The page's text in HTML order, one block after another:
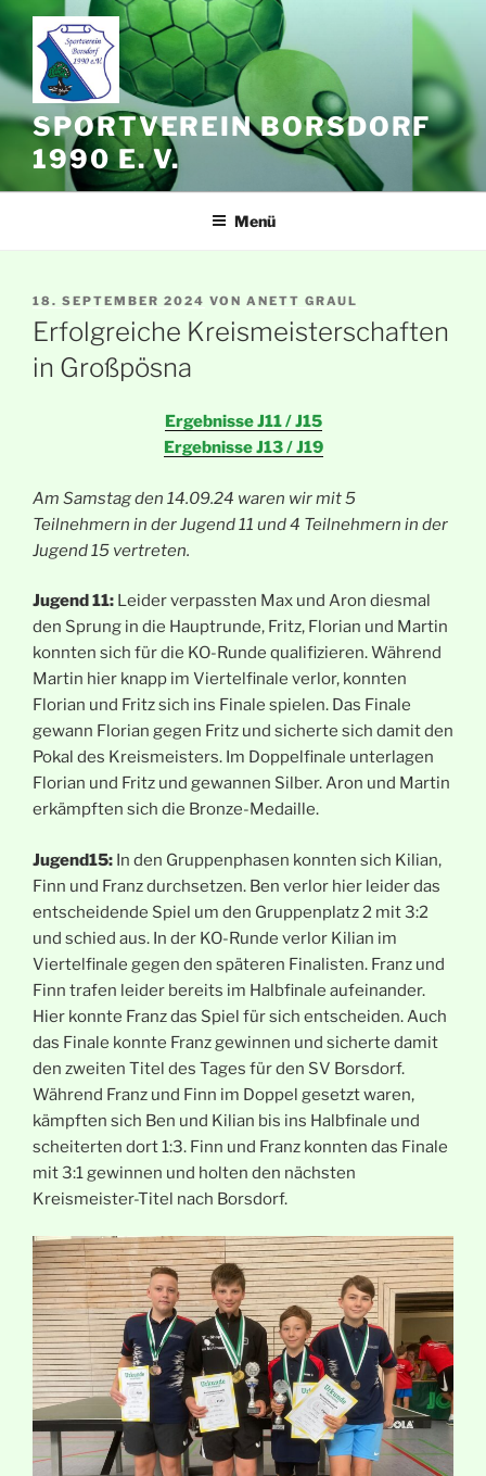
Zum
Inhalt
springen
SPORTVEREIN BORSDORF
1990 E. V.
Menü
VERÖFFENTLICHT
AM
18. SEPTEMBER 2024 VON ANETT GRAUL
Erfolgreiche Kreismeisterschaften
in Großpösna
Ergebnisse J11 / J15
Ergebnisse J13 / J19
Am Samstag den 14.09.24 waren wir mit 5
Teilnehmern in der Jugend 11 und 4 Teilnehmern in der
Jugend 15 vertreten.
Jugend 11: Leider verpassten Max und Aron diesmal
den Sprung in die Hauptrunde, Fritz, Florian und Martin
konnten sich für die KO-Runde qualifizieren. Während
Martin hier knapp im Viertelfinale verlor, konnten
Florian und Fritz sich ins Finale spielen. Das Finale
gewann Florian gegen Fritz und sicherte sich damit den
Pokal des Kreismeisters. Im Doppelfinale unterlagen
Florian und Fritz und gewannen Silber. Aron und Martin
erkämpften sich die Bronze-Medaille.
Jugend15: In den Gruppenphasen konnten sich Kilian,
Finn und Franz durchsetzen. Ben verlor hier leider das
entscheidende Spiel um den Gruppenplatz 2 mit 3:2
und schied aus. In der KO-Runde verlor Kilian im
Viertelfinale gegen den späteren Finalisten. Franz und
Finn trafen leider bereits im Halbfinale aufeinander.
Hier konnte Franz das Spiel für sich entscheiden. Auch
das Finale konnte Franz gewinnen und sicherte damit
den zweiten Titel des Tages für den SV Borsdorf.
Während Franz und Finn im Doppel gesetzt waren,
kämpften sich Ben und Kilian bis ins Halbfinale und
scheiterten dort 1:3. Finn und Franz konnten das Finale
mit 3:1 gewinnen und holten den nächsten
Kreismeister-Titel nach Borsdorf.